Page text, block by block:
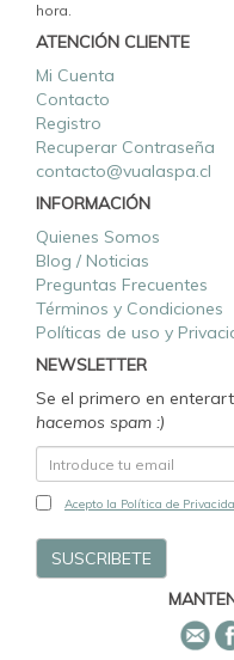
hora.
ATENCIÓN CLIENTE
Mi Cuenta
Contacto
Registro
Recuperar Contraseña
contacto@vualaspa.cl
INFORMACIÓN
Quienes Somos
Blog / Noticias
Preguntas Frecuentes
Términos y Condiciones
Políticas de uso y
NEWSLETTER
Se el primero en
hacemos spam :)
Acepto la Política de